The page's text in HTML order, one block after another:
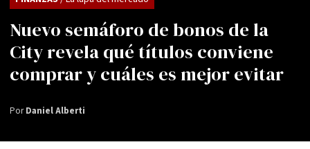
Nuevo semáforo de bonos de la
City revela qué títulos conviene
comprar y cuáles es mejor evitar
PorDaniel Alberti